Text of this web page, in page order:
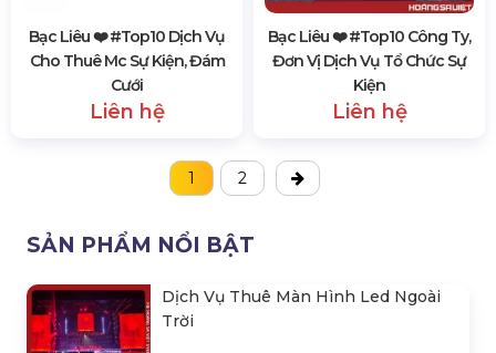
Bạc Liêu ❤️️ #top10 Dịch Vụ
Cho Thuê Mc Sự Kiện, Đám
Cưới
Liên hệ
Bạc Liêu ❤️️ #top10 Công Ty,
Đơn Vị Dịch Vụ Tổ Chức Sự
Kiện
Liên hệ
1 2
SẢN PHẨM NỔI BẬT
Dịch Vụ Thuê Màn Hình Led Ngoài
Trời